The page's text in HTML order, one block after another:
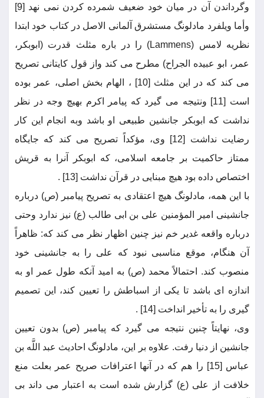
وگرداندن آن در میان خود ضعیف شمرده کردن نمی نهد [9]
وأما ویلفرد مادلونگ مستشرق آلمانی الاصل در کتاب خود ابتدا
نظریه لامس (Lammens) را در باره مثلث قدرت (ابوبکر،
عمر، ابو عبیده الجراح) مطرح می کند واز قول کایتانی تصریح
می کند که در این مثلث [10] ، الهام بخش اصلی، عمر بوده
است [11] ونتیجه می گیرد که پیامر اکرم بهیچ وجه در نظر
نداشت که ابوبکر جانشین طبیعی او باشد وبه انجام این کار
رضایت نداشت [12] وی، مؤکداً تصریح می کند که جایگاه
ممتاز حاکمیت بر جامعه اسلامی، که ابوبکر آنرا به قریش
اختصاص داده بود هیچ مبنایی در قرآن نداشت [13] .
با این همه، مادلونگ هیچ اعتقادی به تصریح پیامبر (ص) درباره
جانشینی امیر المؤمنین علی بن ابی طالب (ع) نیز ندارد وحتی
درباره واقعه غدیر خم نیز چنین اظهار نظر می کند که: ظاهراً
آن هنگام، موقع مناسبی نبود که علی را به جانشینی خود
منصوب کند. احتمالاً محمد (ص) به امید آنکه طول عمر او به
اندازه ای باشد تا یکی از اسباطش را تعیین کند، این تصمیم
گیری را به تأخیر انداخت [14] .
وی، نهایتاً چنین نتیجه می گیرد که پیامبر (ص) بدون تعیین
جانشین از دنیا رفت. علاوه بر این، مادلونگ احادیث عبد اللَّه بن
عباس [15] را هم که در آنها اعترافات صریح عمر بعلت منع
خلافت از علی (ع) گزارش شده است به اعتبار می داند بی